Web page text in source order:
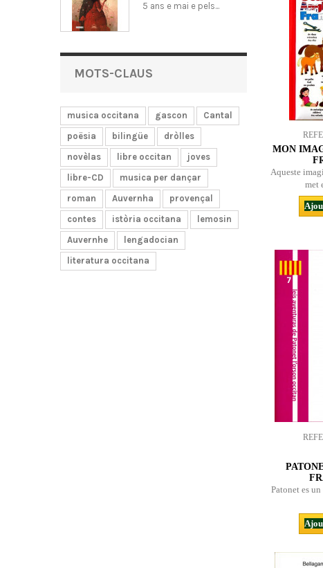
5 ans e mai e pels...
MOTS-CLAUS
musica occitana gascon
Cantal
poësia
bilingüe
dròlles
novèlas
libre occitan
joves
libre-CD
musica per dançar
roman
Auvernha
provençal
contes
istòria occitana
lemosin
Auvernhe
lengadocian
literatura occitana
MON
Aqueste
met
Patonet es